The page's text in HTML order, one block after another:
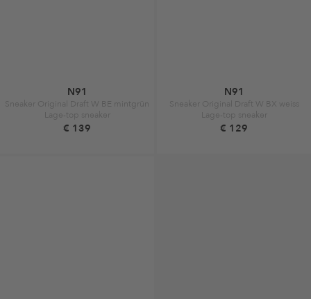
N91
Sneaker Original Draft W BE mintgrün
Lage-top sneaker
€ 139
N91
Sneaker Original Draft W BX weiss
Lage-top sneaker
€ 129